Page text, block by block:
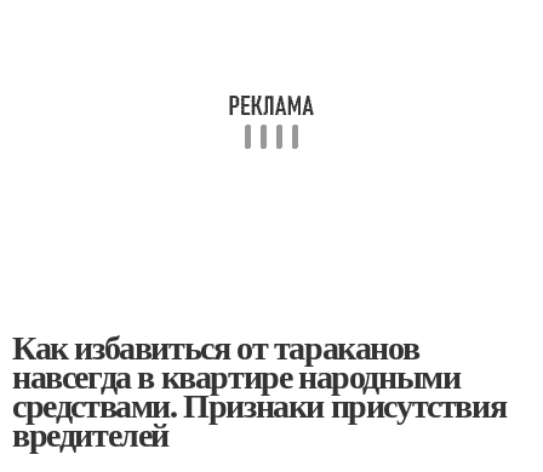
Как избавиться от тараканов
навсегда в квартире народными
средствами. Признаки присутствия
вредителей